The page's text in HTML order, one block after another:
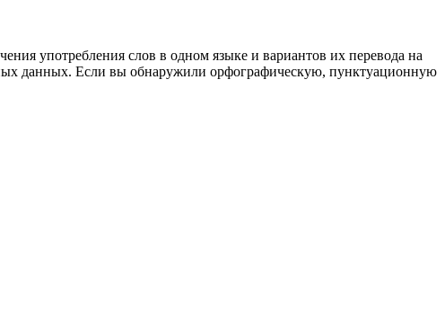
употребления слов в одном языке и вариантов их перевода на
данных. Если вы обнаружили орфографическую, пунктуационную